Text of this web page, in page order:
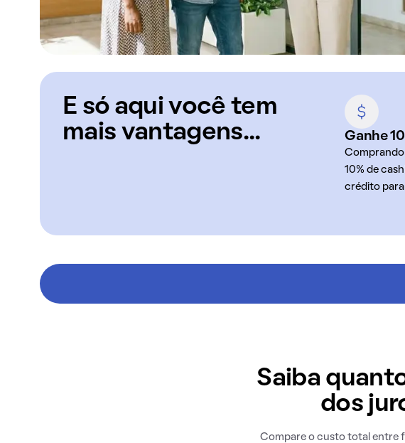
E só aqui você tem
mais vantagens...
Ganhe
Comprando
10% de
crédito para
Saiba
dos
Compare o custo total entre